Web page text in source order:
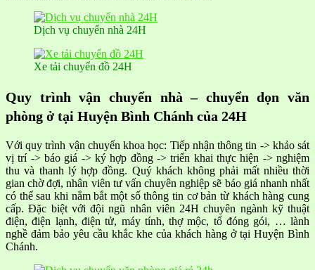
Dịch vụ chuyển nhà 24H
Xe tải chuyển đồ 24H
Quy trình vận chuyển nhà – chuyển dọn văn
phòng ở tại Huyện Bình Chánh của 24H
Với quy trình vận chuyển khoa học: Tiếp nhận thông tin -> khảo sát
vị trí -> báo giá -> ký hợp đồng -> triển khai thực hiện -> nghiệm
thu và thanh lý hợp đồng. Quý khách không phải mất nhiều thời
gian chờ đợi, nhân viên tư vấn chuyên nghiệp sẽ báo giá nhanh nhất
có thể sau khi nắm bắt một số thông tin cơ bản từ khách hàng cung
cấp. Đặc biệt với đội ngũ nhân viên 24H chuyên ngành kỹ thuật
điện, điện lạnh, điện tử, máy tính, thợ mộc, tổ đóng gói, … lành
nghề đảm bảo yêu cầu khắc khe của khách hàng ở tại Huyện Bình
Chánh.